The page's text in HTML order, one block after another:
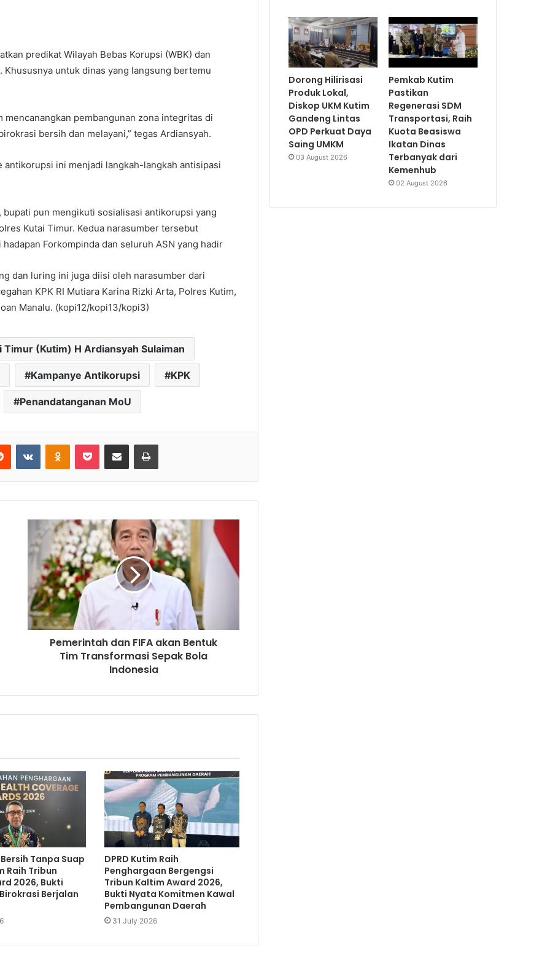
predikat Wilayah Bebas Korupsi (WBK) dan
Khususnya untuk dinas yang langsung bertemu
mencanangkan pembangunan zona integritas di
bersih dan melayani,” tegas Ardiansyah.
antikorupsi ini menjadi langkah-langkah antisipasi
pun mengikuti sosialisasi antikorupsi yang
Kutai Timur. Kedua narasumber tersebut
Forkompinda dan seluruh ASN yang hadir
dan luring ini juga diisi oleh narasumber dari
KPK RI Mutiara Karina Rizki Arta, Polres Kutim,
Manalu. (kopi12/kopi13/kopi3)
Timur (Kutim) H Ardiansyah Sulaiman
Kampanye Antikorupsi KPK
Penandatanganan MoU
Pemerintah dan FIFA akan Bentuk
Tim Transformasi Sepak Bola
Indonesia
Tanpa Suap
Raih Tribun
2026, Bukti
Berjalan
DPRD Kutim Raih
Penghargaan Bergengsi
Tribun Kaltim Award 2026,
Bukti Nyata Komitmen Kawal
Pembangunan Daerah
31 July 2026
Dorong Hilirisasi
Produk Lokal,
Diskop UKM Kutim
Gandeng Lintas
OPD Perkuat Daya
Saing UMKM
03 August 2026
Pemkab Kutim
Pastikan
Regenerasi SDM
Transportasi, Raih
Kuota Beasiswa
Ikatan Dinas
Terbanyak dari
Kemenhub
02 August 2026